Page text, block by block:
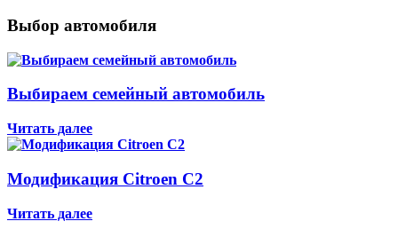
Выбор автомобиля
Выбираем семейный автомобиль
Читать далее
Модификация Citroen С2
Читать далее